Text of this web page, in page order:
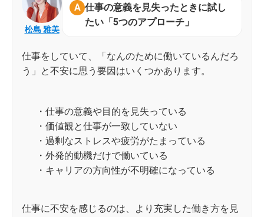
松島 雅美
仕事の意義を見失ったときに試し
たい「5つのアプローチ」
仕事をしていて、「なんのために働いているんだろ
う」と不安に思う要因はいくつかあります。
・仕事の意義や目的を見失っている
・価値観と仕事が一致していない
・過剰なストレスや疲労がたまっている
・外発的動機だけで働いている
・キャリアの方向性が不明確になっている
仕事に不安を感じるのは、より充実した働き方を見